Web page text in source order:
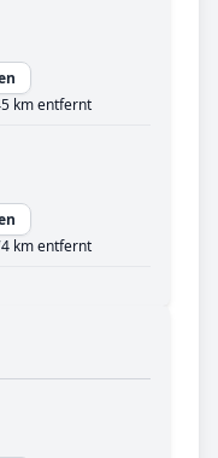
km entfernt
km entfernt